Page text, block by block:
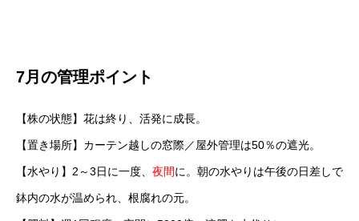
7月の管理ポイント
【株の状態】花は終り、活発に成長。
【置き場所】カーテン越しの窓際／屋外管理は50％の遮光。
【水やり】2～3日に一度、 夜間に。朝の水やりは午後の日差しで
鉢内の水が温められ、根腐れの元。